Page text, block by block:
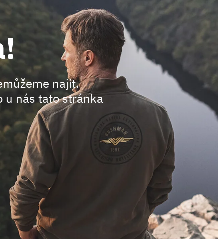
najít.
u nás tato stránka